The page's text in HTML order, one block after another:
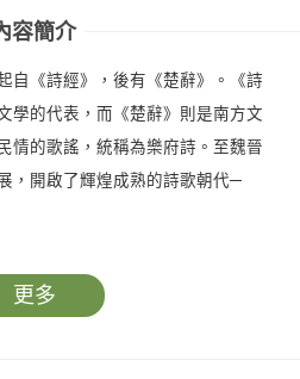
容簡介
自《詩經》，後有《楚辭》。《詩
學的代表，而《楚辭》則是南方文
情的歌謠，統稱為樂府詩。至魏晉
，開啟了輝煌成熟的詩歌朝代─
更多